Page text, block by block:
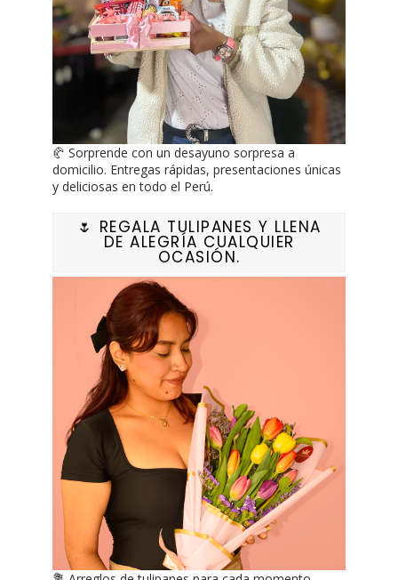
🥐 Sorprende con un desayuno sorpresa a
domicilio. Entregas rápidas, presentaciones únicas
y deliciosas en todo el Perú.
🌷 REGALA TULIPANES Y LLENA
DE ALEGRÍA CUALQUIER
OCASIÓN.